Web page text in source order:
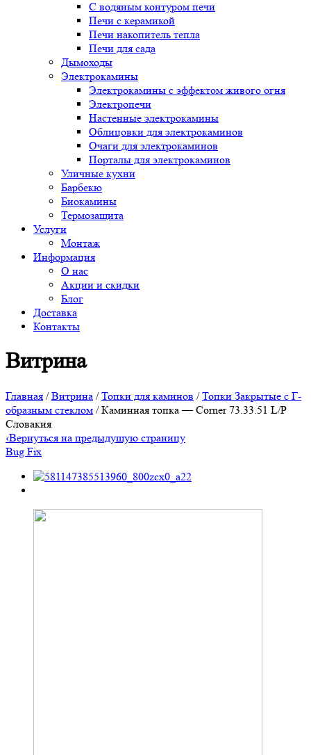
С водяным контуром печи
Печи с керамикой
Печи накопитель тепла
Печи для сада
Дымоходы
Электрокамины
Электрокамины с эффектом живого огня
Электропечи
Настенные электрокамины
Облицовки для электрокаминов
Очаги для электрокаминов
Порталы для электрокаминов
Уличные кухни
Барбекю
Биокамины
Термозащита
Услуги
Монтаж
Информация
О нас
Акции и скидки
Блог
Доставка
Контакты
Витрина
Главная /Витрина /Топки для каминов /Топки Закрытые с Г-
образным стеклом / Каминная топка — Corner 73.33.51 L/P
Словакия
‹Вернуться на предыдущую страницу
Bug Fix